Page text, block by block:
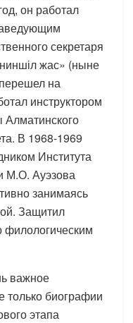
он работал
секретаря
жас» (ныне
на
инструктором
Алматинского
В 1968-1969
Института
М.О. Ауэзова
занимаясь
Защитил
филологическим
важное
только биографии
этапа